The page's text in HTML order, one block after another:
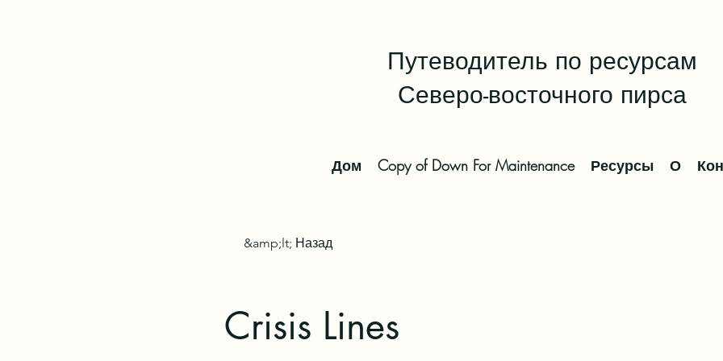
Путеводитель по ресурсам
Северо-восточного пирса
Дом Copy of Down For Maintenance Ресурсы О
&amp;lt; Назад
Crisis Lines